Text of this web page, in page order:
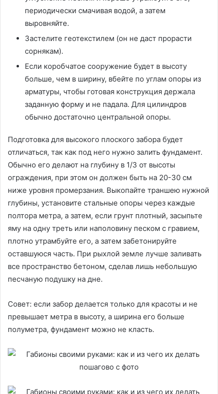
периодически смачивая водой, а затем
выровняйте.
Застелите геотекстилем (он не даст прорасти
сорнякам).
Если коробчатое сооружение будет в высоту
больше, чем в ширину, вбейте по углам опоры из
арматуры, чтобы готовая конструкция держала
заданную форму и не падала. Для цилиндров
обычно достаточно центральной опоры.
Подготовка для высокого плоского забора будет
отличаться, так как под него нужно залить фундамент.
Обычно его делают на глубину в 1/3 от высоты
ограждения, при этом он должен быть на 20-30 см
ниже уровня промерзания. Выкопайте траншею нужной
глубины, установите стальные опоры через каждые
полтора метра, а затем, если грунт плотный, засыпьте
яму на одну треть или наполовину песком с гравием,
плотно утрамбуйте его, а затем забетонируйте
оставшуюся часть. При рыхлой земле лучше заливать
все пространство бетоном, сделав лишь небольшую
песчаную подушку на дне.
Совет: если забор делается только для красоты и не
превышает метра в высоту, а ширина его больше
полуметра, фундамент можно не класть.